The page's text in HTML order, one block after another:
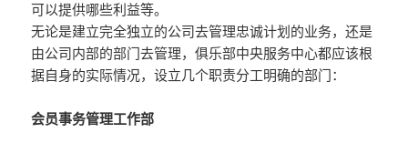
可以提供哪些利益等。
无论是建立完全独立的公司去管理忠诚计划的业务，还是
由公司内部的部门去管理，俱乐部中央服务中心都应该根
据自身的实际情况，设立几个职责分工明确的部门：
会员事务管理工作部